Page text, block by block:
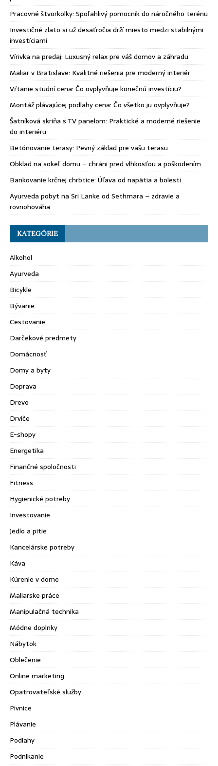
Pracovné štvorkolky: Spoľahlivý pomocník do náročného terénu
Investičné zlato si už desaťročia drží miesto medzi stabilnými
investíciami
Vírivka na predaj: Luxusný relax pre váš domov a záhradu
Maliar v Bratislave: Kvalitné riešenia pre moderný interiér
Vŕtanie studní cena: Čo ovplyvňuje konečnú investíciu?
Montáž plávajúcej podlahy cena: Čo všetko ju ovplyvňuje?
Šatníková skriňa s TV panelom: Praktické a moderné riešenie
do interiéru
Betónovanie terasy: Pevný základ pre vašu terasu
Obklad na sokeľ domu – chráni pred vlhkosťou a poškodením
Bankovanie krčnej chrbtice: Úľava od napätia a bolesti
Ayurveda pobyt na Sri Lanke od Sethmara – zdravie a
rovnohováha
KATEGÓRIE
Alkohol
Ayurveda
Bicykle
Bývanie
Cestovanie
Darčekové predmety
Domácnosť
Domy a byty
Doprava
Drevo
Drviče
E-shopy
Energetika
Finančné spoločnosti
Fitness
Hygienické potreby
Investovanie
Jedlo a pitie
Kancelárske potreby
Káva
Kúrenie v dome
Maliarske práce
Manipulačná technika
Módne doplnky
Nábytok
Oblečenie
Online marketing
Opatrovateľské služby
Pivnice
Plávanie
Podlahy
Podnikanie